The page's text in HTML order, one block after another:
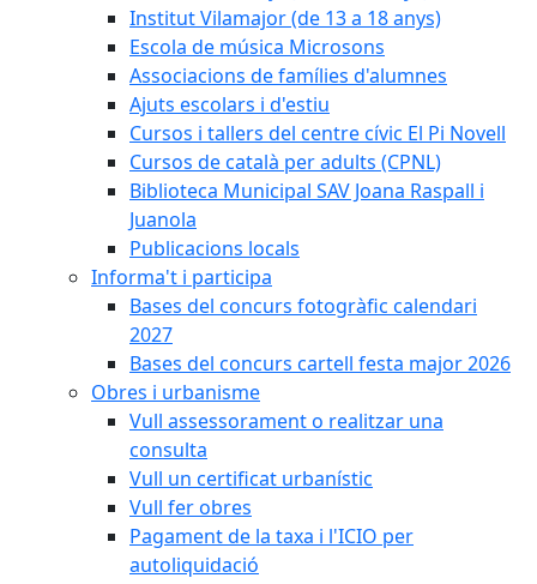
Institut Vilamajor (de 13 a 18 anys)
Escola de música Microsons
Associacions de famílies d'alumnes
Ajuts escolars i d'estiu
Cursos i tallers del centre cívic El Pi Novell
Cursos de català per adults (CPNL)
Biblioteca Municipal SAV Joana Raspall i
Juanola
Publicacions locals
Informa't i participa
Bases del concurs fotogràfic calendari
2027
Bases del concurs cartell festa major 2026
Obres i urbanisme
Vull assessorament o realitzar una
consulta
Vull un certificat urbanístic
Vull fer obres
Pagament de la taxa i l'ICIO per
autoliquidació